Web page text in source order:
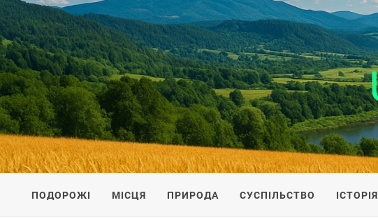
UKRAINE-IS
ПОДОРОЖI ПО УКРАЇНІ
ПОДОРОЖІ МІСЦЯ ПРИРОДА СУСПІЛЬСТВО ІСТОРІЯ